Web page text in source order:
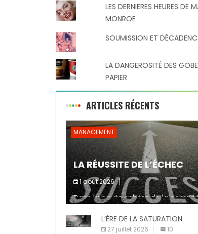
LES DERNIERES HEURES DE
MONROE
SOUMISSION ET
LA DANGEROSITÉ DES
PAPIER
ARTICLES RÉCENTS
MANAGEMENT
LA RÉUSSITE DE L’ÉCHEC
1 août 2026
Dans la haute sphère de la
fait de ne pas atteindre un
signe d’incompétence et une
sanctions diverses (avertissement,
L’ÈRE DE LA SATURATION
27 juillet 2026 10